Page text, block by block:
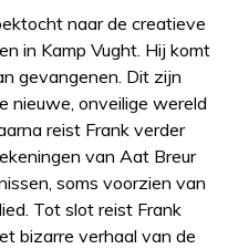
naar de creatieve
in Kamp Vught. Hij komt
gevangenen. Dit zijn
nieuwe, onveilige wereld
reist Frank verder
van Aat Breur
soms voorzien van
Tot slot reist Frank
bizarre verhaal van de